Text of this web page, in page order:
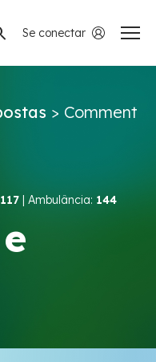
Se conectar
> Comment
117 | Ambulância: 144